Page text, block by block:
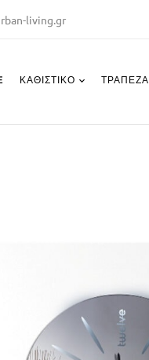
living.gr
ΚΑΘΙΣΤΙΚΌ